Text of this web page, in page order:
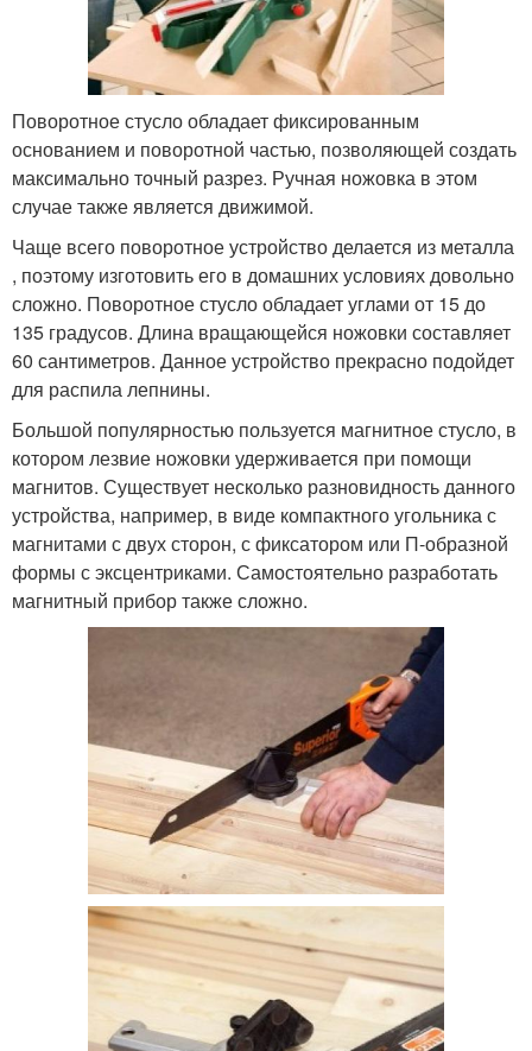
Поворотное стусло обладает фиксированным
основанием и поворотной частью, позволяющей создать
максимально точный разрез. Ручная ножовка в этом
случае также является движимой.
Чаще всего поворотное устройство делается из металла
, поэтому изготовить его в домашних условиях довольно
сложно. Поворотное стусло обладает углами от 15 до
135 градусов. Длина вращающейся ножовки составляет
60 сантиметров. Данное устройство прекрасно подойдет
для распила лепнины.
Большой популярностью пользуется магнитное стусло, в
котором лезвие ножовки удерживается при помощи
магнитов. Существует несколько разновидность данного
устройства, например, в виде компактного угольника с
магнитами с двух сторон, с фиксатором или П-образной
формы с эксцентриками. Самостоятельно разработать
магнитный прибор также сложно.